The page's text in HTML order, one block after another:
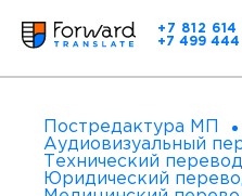
+7 812 614
+7 499 444
Постредактура МП
Аудиовизуальный
Технический перевод
Юридический